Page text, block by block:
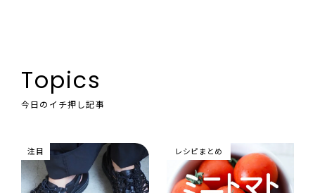
Topics
今日のイチ押し記事
注目 レシピまとめ